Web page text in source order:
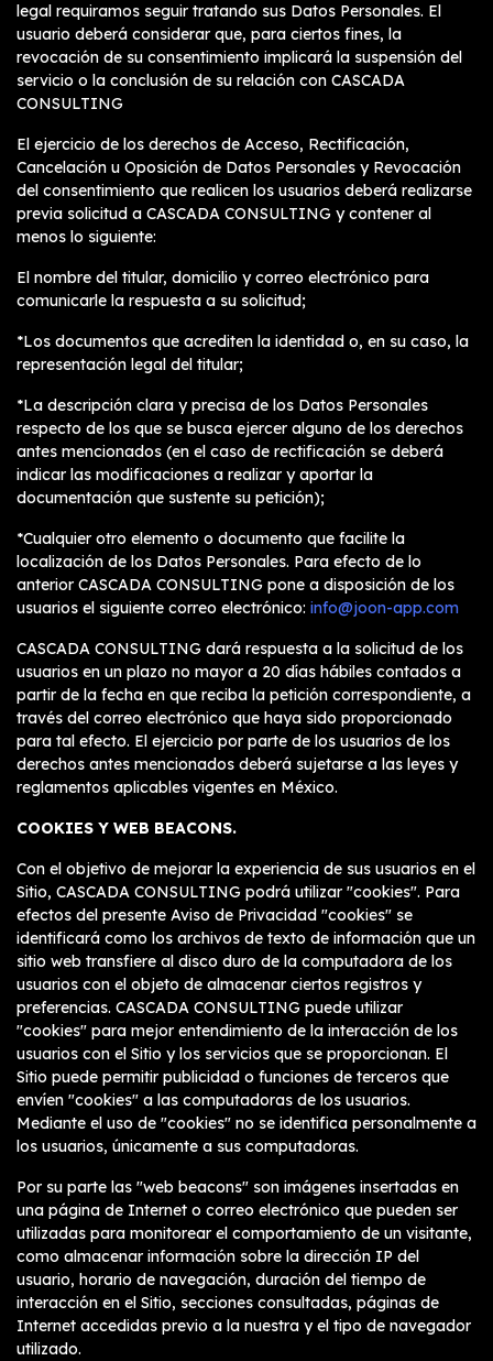
legal requiramos seguir tratando sus Datos Personales. El
usuario deberá considerar que, para ciertos fines, la
revocación de su consentimiento implicará la suspensión del
servicio o la conclusión de su relación con CASCADA
CONSULTING
El ejercicio de los derechos de Acceso, Rectificación,
Cancelación u Oposición de Datos Personales y Revocación
del consentimiento que realicen los usuarios deberá realizarse
previa solicitud a CASCADA CONSULTING y contener al
menos lo siguiente:
El nombre del titular, domicilio y correo electrónico para
comunicarle la respuesta a su solicitud;
*Los documentos que acrediten la identidad o, en su caso, la
representación legal del titular;
*La descripción clara y precisa de los Datos Personales
respecto de los que se busca ejercer alguno de los derechos
antes mencionados (en el caso de rectificación se deberá
indicar las modificaciones a realizar y aportar la
documentación que sustente su petición);
*Cualquier otro elemento o documento que facilite la
localización de los Datos Personales. Para efecto de lo
anterior CASCADA CONSULTING pone a disposición de los
usuarios el siguiente correo electrónico: info@joon-app.com
CASCADA CONSULTING dará respuesta a la solicitud de los
usuarios en un plazo no mayor a 20 días hábiles contados a
partir de la fecha en que reciba la petición correspondiente, a
través del correo electrónico que haya sido proporcionado
para tal efecto. El ejercicio por parte de los usuarios de los
derechos antes mencionados deberá sujetarse a las leyes y
reglamentos aplicables vigentes en México.
COOKIES Y WEB BEACONS.
Con el objetivo de mejorar la experiencia de sus usuarios en el
Sitio, CASCADA CONSULTING podrá utilizar "cookies". Para
efectos del presente Aviso de Privacidad "cookies" se
identificará como los archivos de texto de información que un
sitio web transfiere al disco duro de la computadora de los
usuarios con el objeto de almacenar ciertos registros y
preferencias. CASCADA CONSULTING puede utilizar
"cookies" para mejor entendimiento de la interacción de los
usuarios con el Sitio y los servicios que se proporcionan. El
Sitio puede permitir publicidad o funciones de terceros que
envíen "cookies" a las computadoras de los usuarios.
Mediante el uso de "cookies" no se identifica personalmente a
los usuarios, únicamente a sus computadoras.
Por su parte las "web beacons" son imágenes insertadas en
una página de Internet o correo electrónico que pueden ser
utilizadas para monitorear el comportamiento de un visitante,
como almacenar información sobre la dirección IP del
usuario, horario de navegación, duración del tiempo de
interacción en el Sitio, secciones consultadas, páginas de
Internet accedidas previo a la nuestra y el tipo de navegador
utilizado.